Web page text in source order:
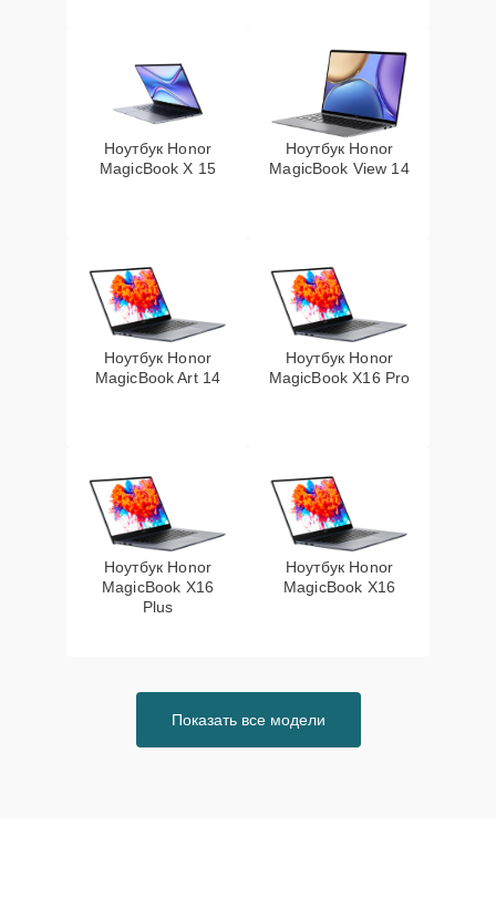
Ноутбук Honor
MagicBook X 15
Ноутбук Honor
MagicBook View 14
Ноутбук Honor
MagicBook Art 14
Ноутбук Honor
MagicBook X16 Pro
Ноутбук Honor
MagicBook X16
Plus
Ноутбук Honor
MagicBook X16
Показать все модели